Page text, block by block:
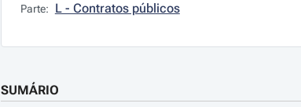
Parte: L - Contratos públicos
SUMÁRIO